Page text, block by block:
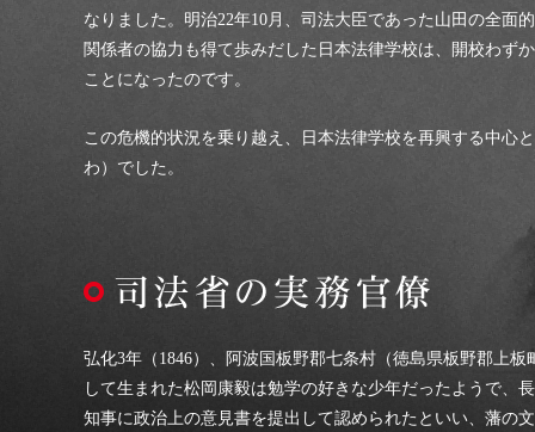
なりました。明治22年10月、司法大臣であった山田の全面
関係者の協力も得て歩みだした日本法律学校は、開校わず
ことになったのです。
この危機的状況を乗り越え、日本法律学校を再興する中心
わ）でした。
弘化3年（1846）、阿波国板野郡七条村（徳島県板野郡上
して生まれた松岡康毅は勉学の好きな少年だったようで、
知事に政治上の意見書を提出して認められたといい、藩の